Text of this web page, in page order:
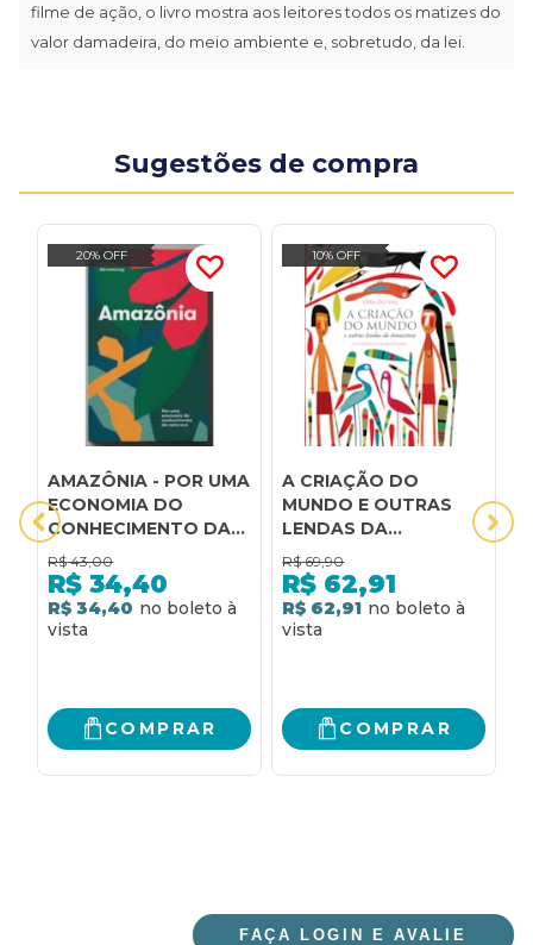
filme de ação, o livro mostra aos leitores todos os matizes do
valor damadeira, do meio ambiente e, sobretudo, da lei.
Sugestões de compra
20% OFF
AMAZÔNIA - POR UMA
ECONOMIA DO
CONHECIMENTO DA
NATUREZA
AMAZÔNIA
R$ 43,00
R$ 34,40
R$ 34,40
COMPRAR
10% OFF
A CRIAÇÃO DO
MUNDO E OUTRAS
LENDAS DA
AMAZÔNIA
R$ 69,90
R$ 62,91
R$ 62,91
COMPRAR
FAÇA LOGIN E AVALIE